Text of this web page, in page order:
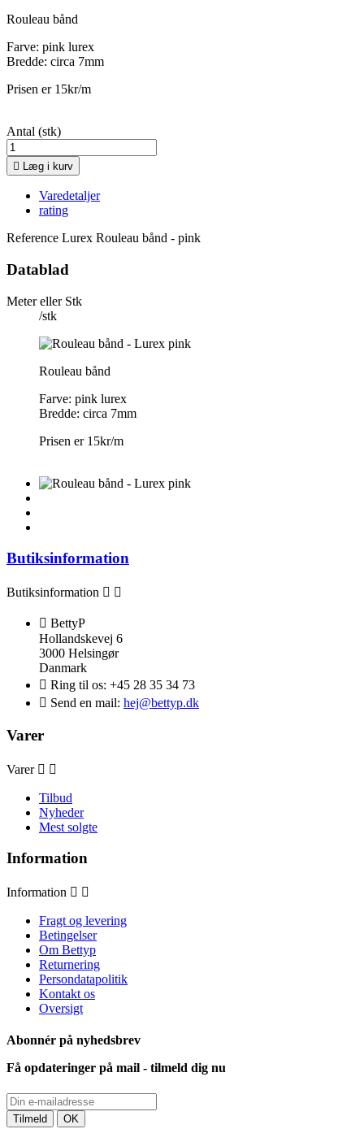
Rouleau bånd
Farve: pink lurex
Bredde: circa 7mm
Prisen er 15kr/m
Antal (stk)
 Læg i kurv
Varedetaljer
rating
Reference Lurex Rouleau bånd - pink
Datablad
Meter eller Stk
/stk
Rouleau bånd
Farve: pink lurex
Bredde: circa 7mm
Prisen er 15kr/m
Butiksinformation
Butiksinformation  
 BettyP
Hollandskevej 6
3000 Helsingør
Danmark
 Ring til os: +45 28 35 34 73
 Send en mail: hej@bettyp.dk
Varer
Varer  
Tilbud
Nyheder
Mest solgte
Information
Information  
Fragt og levering
Betingelser
Om Bettyp
Returnering
Persondatapolitik
Kontakt os
Oversigt
Abonnér på nyhedsbrev
Få opdateringer på mail - tilmeld dig nu